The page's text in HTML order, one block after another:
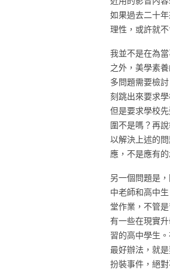
如果過去二十
理性，或許就
我並不是在為
之外，美學素
多問題需要檢
刻跳出來要求
但是要求學校
圍不是嗎？再
以解決上述的
應，不是應有
另一個問題是
中老師和高中
堂作業，不管
有一些在現實
習的高中學生
最好辦法，就
扮裝事件，絕